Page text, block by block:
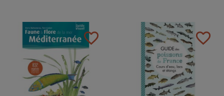
favorite_border favorite_border